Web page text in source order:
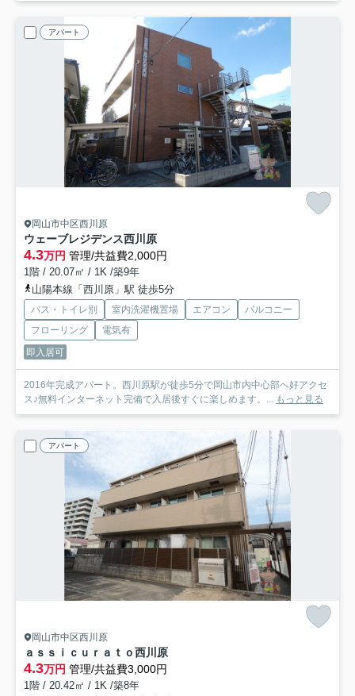
アパート
岡山市中区西川原
ウェーブレジデンス西川原
4.3万円 管理/共益費2,000円
1階 / 20.07㎡ / 1K /築9年
山陽本線「西川原」駅 徒歩5分
バス・トイレ別 室内洗濯機置場 エアコン
バルコニー
フローリング
電気有
即入居可
2016年完成アパート。西川原駅が徒歩5分で岡山市内中心部へ好アクセ
ス♪無料インターネット完備で入居後すぐに楽しめます。... もっと見る
アパート
岡山市中区西川原
ａｓｓｉｃｕｒａｔｏ西川原
4.3万円 管理/共益費3,000円
1階 / 20.42㎡ / 1K /築8年